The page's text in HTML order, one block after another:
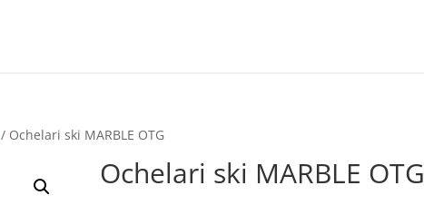
/ Ochelari ski MARBLE OTG
Ochelari ski MARBLE OTG